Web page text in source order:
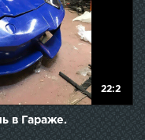
22:2
в Гараже.